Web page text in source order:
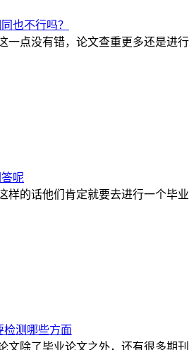
也不行吗？
点没有错，论文查重更多还是进
呢
的话他们肯定就要去进行一个毕
检测哪些方面
除了毕业论文之外，还有很多期